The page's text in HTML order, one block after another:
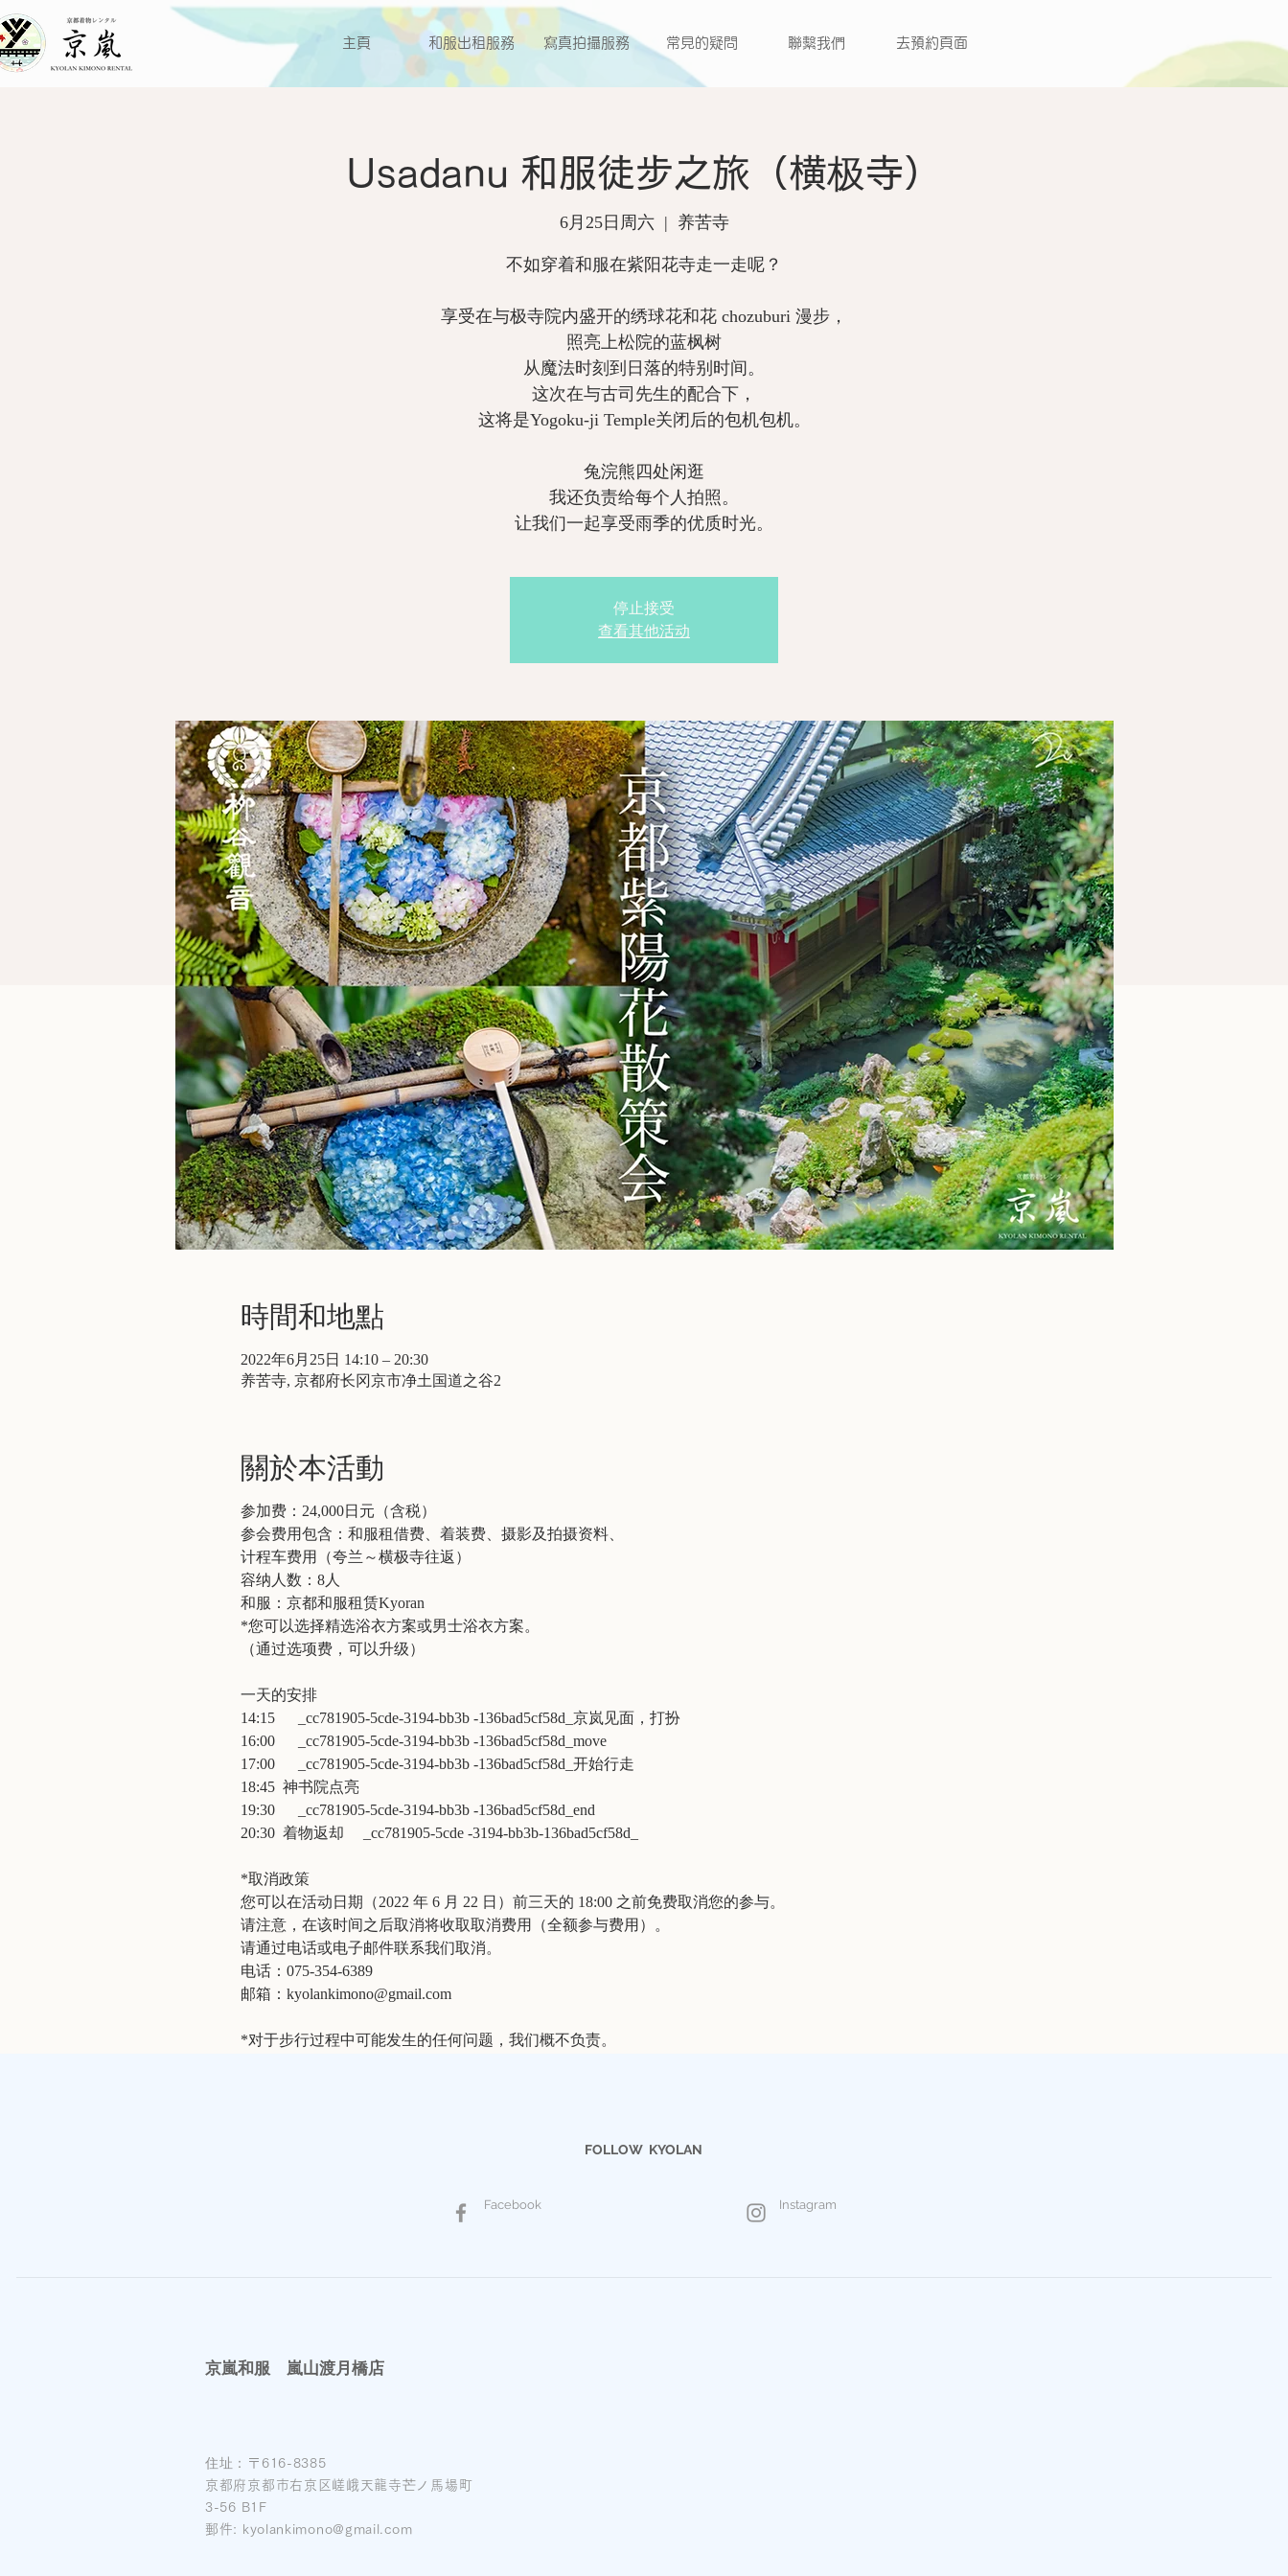
主頁 和服出租服務 寫真拍攝服務 常見的疑問 聯繫我們 去預約頁面
Usadanu 和服徒步之旅（横极寺）
6月25日周六
  |
养苦寺
不如穿着和服在紫阳花寺走一走呢？
享受在与极寺院内盛开的绣球花和花 chozuburi 漫步，
照亮上松院的蓝枫树
从魔法时刻到日落的特别时间。
这次在与古司先生的配合下，
这将是Yogoku-ji Temple关闭后的包机包机。
兔浣熊四处闲逛
我还负责给每个人拍照。
让我们一起享受雨季的优质时光。
停止接受
查看其他活动
時間和地點
2022年6月25日 14:10 – 20:30
养苦寺, 京都府长冈京市净土国道之谷2
關於本活動
参加费：24,000日元（含税）
参会费用包含：和服租借费、着装费、摄影及拍摄资料、
计程车费用（夸兰～横极寺往返）
容纳人数：8人
和服：京都和服租赁Kyoran
*您可以选择精选浴衣方案或男士浴衣方案。
（通过选项费，可以升级）
一天的安排
14:15 _cc781905-5cde-3194-bb3b -136bad5cf58d_京岚见面，打扮
16:00 _cc781905-5cde-3194-bb3b -136bad5cf58d_move
17:00 _cc781905-5cde-3194-bb3b -136bad5cf58d_开始行走
18:45 神书院点亮
19:30 _cc781905-5cde-3194-bb3b -136bad5cf58d_end
20:30 着物返却 _cc781905-5cde -3194-bb3b-136bad5cf58d_
*取消政策
您可以在活动日期（2022 年 6 月 22 日）前三天的 18:00 之前免费取消您的参与。
请注意，在该时间之后取消将收取取消费用（全额参与费用）。
请通过电话或电子邮件联系我们取消。
电话：075-354-6389
邮箱：kyolankimono@gmail.com
*对于步行过程中可能发生的任何问题，我们概不负责。
FOLLOW KYOLAN
Facebook Instagram
京嵐和服 嵐山渡月橋店
住址：
〒616-8385
京都府京都市右京区嵯峨天龍寺芒ノ馬場町
3-56 B1F
郵件:
kyolankimono@gmail.com